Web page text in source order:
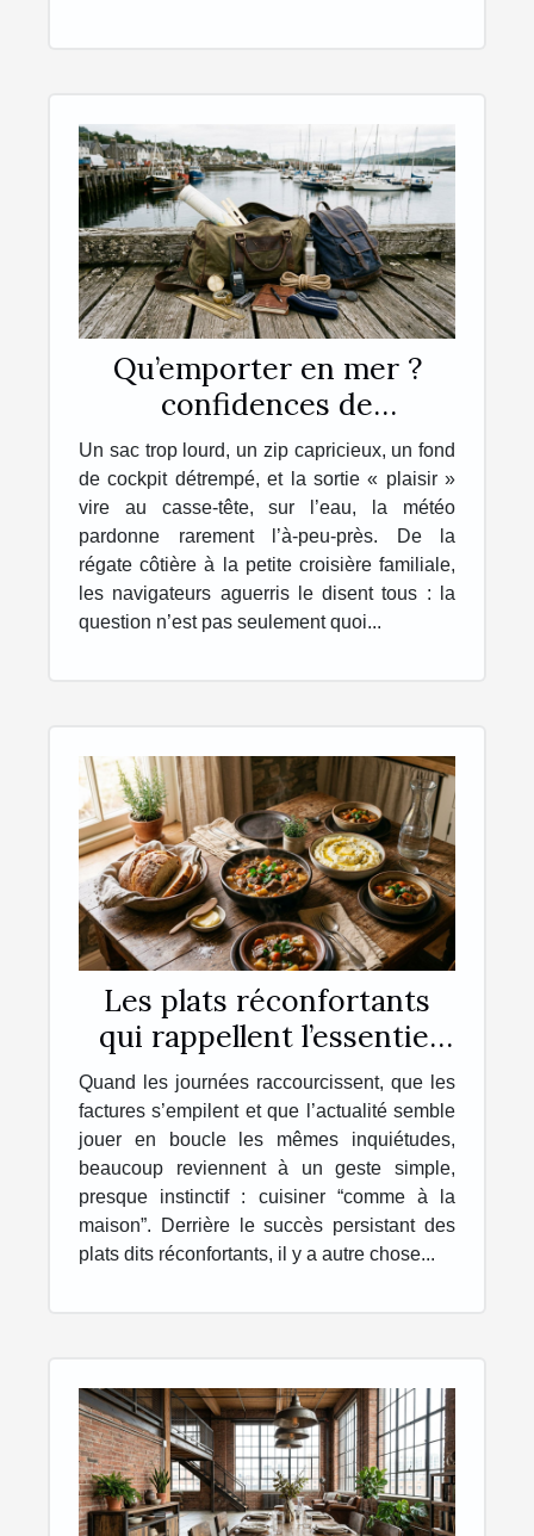
Qu’emporter en mer ?
confidences de
navigateurs sur leur sac
idéal
Un sac trop lourd, un zip capricieux, un fond
de cockpit détrempé, et la sortie « plaisir »
vire au casse-tête, sur l’eau, la météo
pardonne rarement l’à-peu-près. De la
régate côtière à la petite croisière familiale,
les navigateurs aguerris le disent tous : la
question n’est pas seulement quoi...
Les plats réconfortants
qui rappellent l’essentiel
chez soi
Quand les journées raccourcissent, que les
factures s’empilent et que l’actualité semble
jouer en boucle les mêmes inquiétudes,
beaucoup reviennent à un geste simple,
presque instinctif : cuisiner “comme à la
maison”. Derrière le succès persistant des
plats dits réconfortants, il y a autre chose...